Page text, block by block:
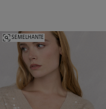
SEMELHANTE